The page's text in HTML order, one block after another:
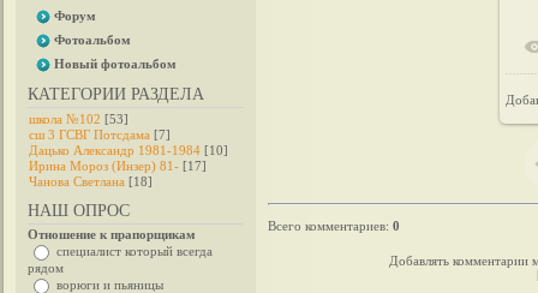
Форум
Фотоальбом
Новый фотоальбом
КАТЕГОРИИ РАЗДЕЛА
школа №102 [53]
сш 3 ГСВГ Потсдама [7]
Дацько Александр 1981-1984 [10]
Ирина Мороз (Инзер) 81- [17]
Чанова Светлана [18]
НАШ ОПРОС
Отношение к прапорщикам
специалист который всегда
рядом
ворюги и пьяницы
Всего комментариев: 0
Добавлять комментарии